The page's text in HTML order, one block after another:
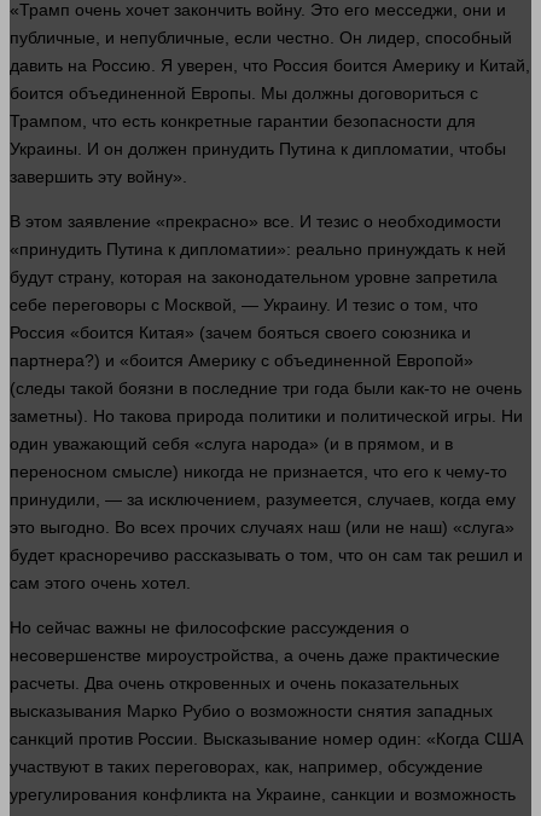
«Трамп очень хочет закончить войну. Это его месседжи, они и
публичные, и непубличные, если честно. Он лидер , способный
давить на Россию. Я уверен, что Россия боится Америку и Китай,
боится объединенной Европы. Мы должны договориться с
Трампом, что есть конкретные гарантии безопасности для
Украины. И он должен принудить Путина к дипломатии, чтобы
завершить эту войну».
В этом заявление «прекрасно» все. И тезис о необходимости
«принудить Путина к дипломатии»: реально принуждать к ней
будут страну, которая на законодательном уровне запретила
себе переговоры с Москвой, — Украину. И тезис о том, что
Россия «боится Китая» (зачем бояться своего союзника и
партнера?) и «боится Америку с объединенной Европой»
(следы такой боязни в последние три года были как-то не очень
заметны). Но такова природа политики и политической игры. Ни
один уважающий себя «слуга народа» (и в прямом, и в
переносном смысле) никогда не признается, что его к чему-то
принудили, — за исключением, разумеется, случаев, когда ему
это выгодно. Во всех прочих случаях наш (или не наш) «слуга»
будет красноречиво рассказывать о том, что он сам так решил и
сам этого очень хотел
Но сейчас важны не философские рассуждения о
несовершенстве мироустройства, а очень даже практические
расчеты. Два очень откровенных и очень показательных
высказывания Марко Рубио о возможности снятия западных
санкций против России. Высказывание номер один: «Когда США
участвуют в таких переговорах, как, например , обсуждение
урегулирования конфликта на Украине, санкции и возможность